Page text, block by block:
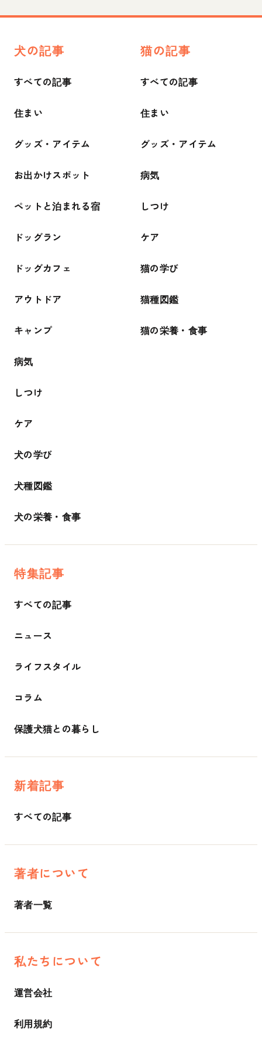
犬の記事
すべての記事
住まい
グッズ・アイテム
お出かけスポット
ペットと泊まれる宿
ドッグラン
ドッグカフェ
アウトドア
キャンプ
病気
しつけ
ケア
犬の学び
犬種図鑑
犬の栄養・食事
猫の記事
すべての記事
住まい
グッズ・アイテム
病気
しつけ
ケア
猫の学び
猫種図鑑
猫の栄養・食事
特集記事
すべての記事
ニュース
ライフスタイル
コラム
保護犬猫との暮らし
新着記事
すべての記事
著者について
著者一覧
私たちについて
運営会社
利用規約